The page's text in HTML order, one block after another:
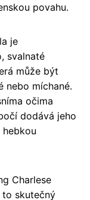
povahu.
je
svalnaté
může být
nebo míchané.
očima
dodává jeho
Charlese
to skutečný